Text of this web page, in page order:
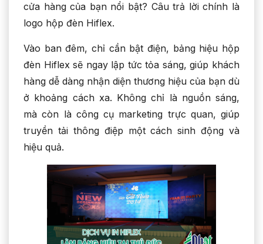
cửa hàng của bạn nổi bật? Câu trả lời chính là
logo hộp đèn Hiflex.
Vào ban đêm, chỉ cần bật điện, bảng hiệu hộp
đèn Hiflex sẽ ngay lập tức tỏa sáng, giúp khách
hàng dễ dàng nhận diện thương hiệu của bạn dù
ở khoảng cách xa. Không chỉ là nguồn sáng,
mà còn là công cụ marketing trực quan, giúp
truyền tải thông điệp một cách sinh động và
hiệu quả.